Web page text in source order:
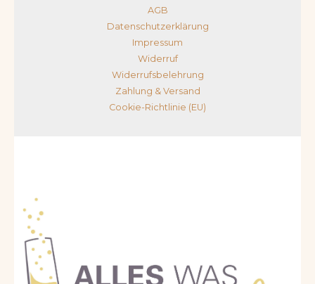
AGB
Datenschutzerklärung
Impressum
Widerruf
Widerrufsbelehrung
Zahlung & Versand
Cookie-Richtlinie (EU)